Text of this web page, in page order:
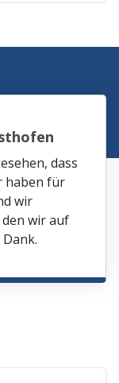
dass
haben für
wir
wir auf